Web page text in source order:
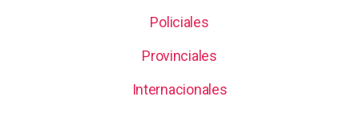
Policiales
Provinciales
Internacionales